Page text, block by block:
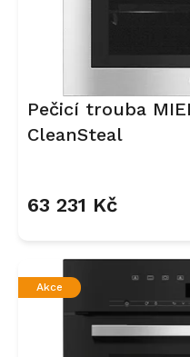
Pečicí trouba
CleanSteal
63 231 Kč
Akce